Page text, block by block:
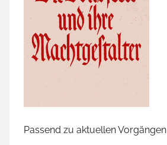
Passend zu aktuellen Vorgängen